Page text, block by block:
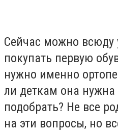
Сейчас можно всюду
покупать первую
нужно именно
ли деткам она
подобрать? Не все
на эти вопросы, но